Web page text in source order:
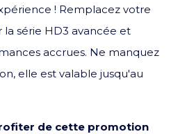
! Remplacez votre
série HD3 avancée et
accrues. Ne manquez
elle est valable jusqu'au
de cette promotion